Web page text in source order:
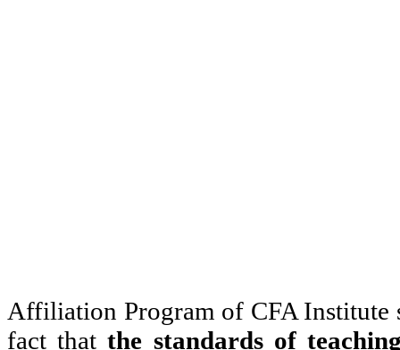
Affiliation Program of CFA Institute
fact thatthe standards of